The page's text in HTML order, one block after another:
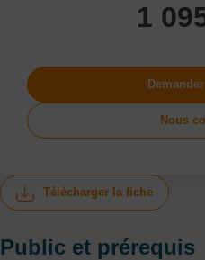
Télécharger la fiche
Public et prérequis
1
Nous